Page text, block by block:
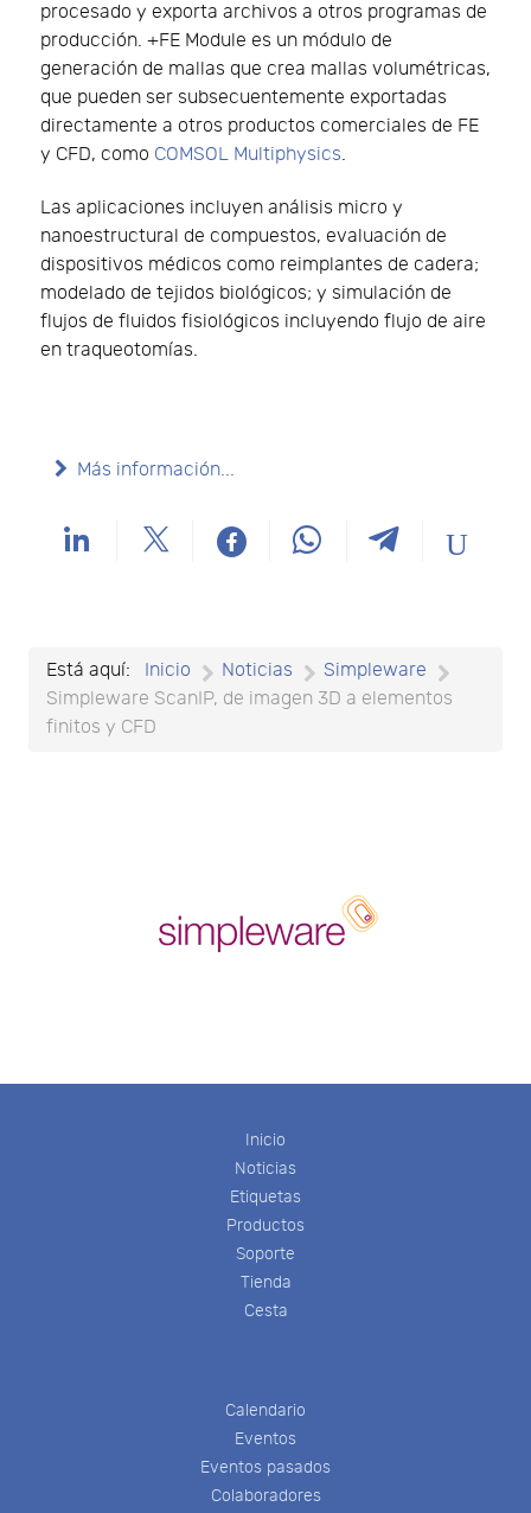
procesado y exporta archivos a otros programas de
producción. +FE Module es un módulo de
generación de mallas que crea mallas volumétricas,
que pueden ser subsecuentemente exportadas
directamente a otros productos comerciales de FE
y CFD, como COMSOL Multiphysics.
Las aplicaciones incluyen análisis micro y
nanoestructural de compuestos, evaluación de
dispositivos médicos como reimplantes de cadera;
modelado de tejidos biológicos; y simulación de
flujos de fluidos fisiológicos incluyendo flujo de aire
en traqueotomías.
Más información...
Está aquí: Inicio Noticias
Simpleware
Simpleware ScanIP, de imagen 3D a elementos
finitos y CFD
Inicio
Noticias
Etiquetas
Productos
Soporte
Tienda
Cesta
Calendario
Eventos
Eventos pasados
Colaboradores